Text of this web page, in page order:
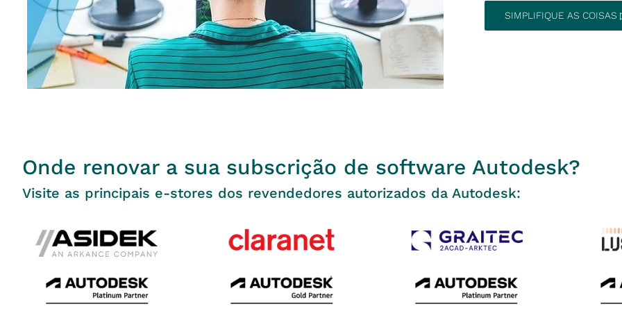
SIMPLIFIQUE AS COISAS
Onde renovar a sua subscrição de software Autodesk?
Visite as principais e-stores dos revendedores autorizados da Autodesk: